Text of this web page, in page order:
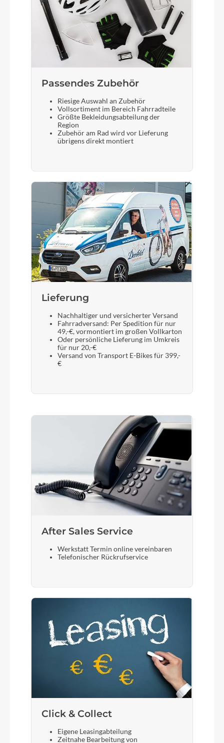
Natural Fit Nuance SLT Carbon
Gabel
Fox 34 Float Factory FIT GRIP2, Tapered,
15x110mm, 140mm, Kashima Coated
Bosch System Control, incl Mini Remote
Vorderreifen
Sattelstütze
Fox Transfer SL Factory, 316mm, Kashima
Coated
Passendes Zubehör
Riesige Auswahl an Zubehör
Vollsortiment im Bereich Fahrradteile
Größte Bekleidungsabteilung der
Region
Zubehör am Rad wird vor Lieferung
übrigens direkt montiert
Lieferung
Nachhaltiger und versicherter Versand
Fahrradversand: Per Spedition für nur
49,-€, vormontiert im großen Vollkarton
Oder persönliche Lieferung im Umkreis
für nur 20,-€
Versand von Transport E-Bikes für 399,-
€
After Sales Service
Werkstatt Termin online vereinbaren
Telefonischer Rückrufservice
Click & Collect
Eigene Leasingabteilung
Zeitnahe Bearbeitung von